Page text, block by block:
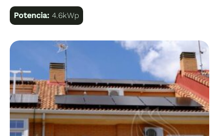
Potencia:4.6kWp